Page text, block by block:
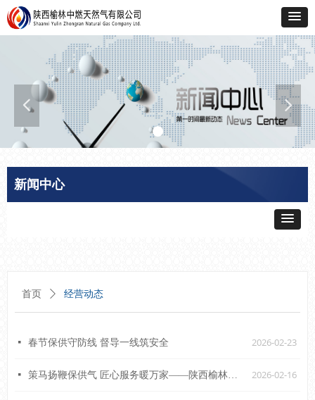
넳 넲
新闻中心
2026-02-23
넷 春节保供守防线 督导一线筑安全
2026-02-16
넷 策马扬鞭保供气 匠心服务暖万家——陕西榆林中燃2026年新年贺词
首页 ꄲ 经营动态